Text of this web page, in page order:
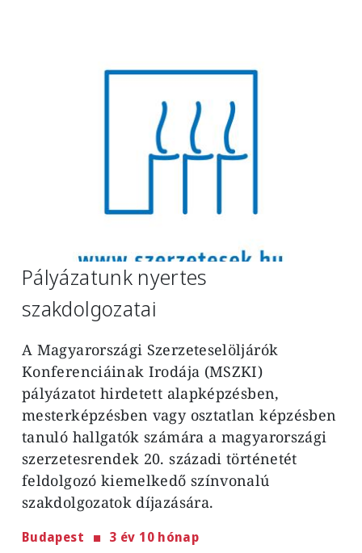
Pályázatunk nyertes
szakdolgozatai
A Magyarországi Szerzeteselöljárók
Konferenciáinak Irodája (MSZKI)
pályázatot hirdetett alapképzésben,
mesterképzésben vagy osztatlan képzésben
tanuló hallgatók számára a magyarországi
szerzetesrendek 20. századi történetét
feldolgozó kiemelkedő színvonalú
szakdolgozatok díjazására.
Budapest 3 év 10 hónap